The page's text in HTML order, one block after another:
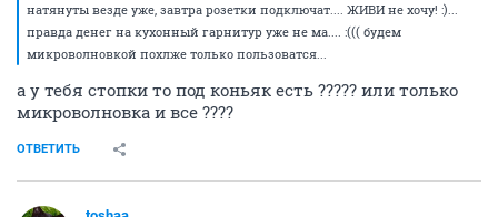
натянуты везде уже, завтра розетки подключат.... ЖИВИ не хочу! :)...
правда денег на кухонный гарнитур уже не ма.... :((( будем
микроволновкой похлже только пользоватся...
а у тебя стопки то под коньяк есть ????? или только
микроволновка и все ????
ОТВЕТИТЬ